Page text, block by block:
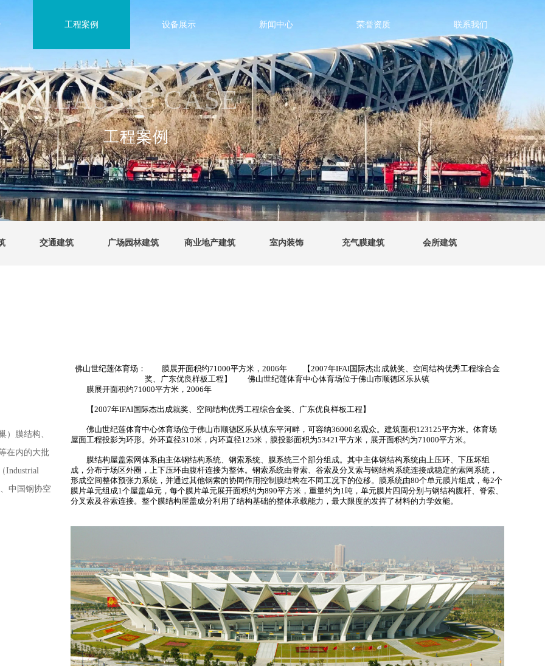
工程案例 设备展示 新闻中心 荣誉资质 联系我们
CLASSIC CASE
工程案例
交通建筑 广场园林建筑 商业地产建筑 室内装饰 充气膜建筑 会所建筑
）膜结构、
在内的大批
Industrial
中国钢协空
佛山世纪莲体育场： 膜展开面积约71000平方米，2006年 【2007年IFAI国际杰出成就奖、空间结构优秀工程综合金
奖、广东优良样板工程】 佛山世纪莲体育中心体育场位于佛山市顺德区乐从镇
膜展开面积约71000平方米，2006年
【2007年IFAI国际杰出成就奖、空间结构优秀工程综合金奖、广东优良样板工程】
佛山世纪莲体育中心体育场位于佛山市顺德区乐从镇东平河畔，可容纳36000名观众。建筑面积123125平方米。体育场
屋面工程投影为环形。外环直径310米，内环直径125米，膜投影面积为53421平方米，展开面积约为71000平方米。
膜结构屋盖索网体系由主体钢结构系统、钢索系统、膜系统三个部分组成。其中主体钢结构系统由上压环、下压坏组
成，分布于场区外圈，上下压环由腹杆连接为整体。钢索系统由脊索、谷索及分叉索与钢结构系统连接成稳定的索网系统，
形成空间整体预张力系统，并通过其他钢索的协同作用控制膜结构在不同工况下的位移。膜系统由80个单元膜片组成，每2个
膜片单元组成1个屋盖单元，每个膜片单元展开面积约为890平方米，重量约为1吨，单元膜片四周分别与钢结构腹杆、脊索、
分叉索及谷索连接。整个膜结构屋盖成分利用了结构基础的整体承载能力，最大限度的发挥了材料的力学效能。